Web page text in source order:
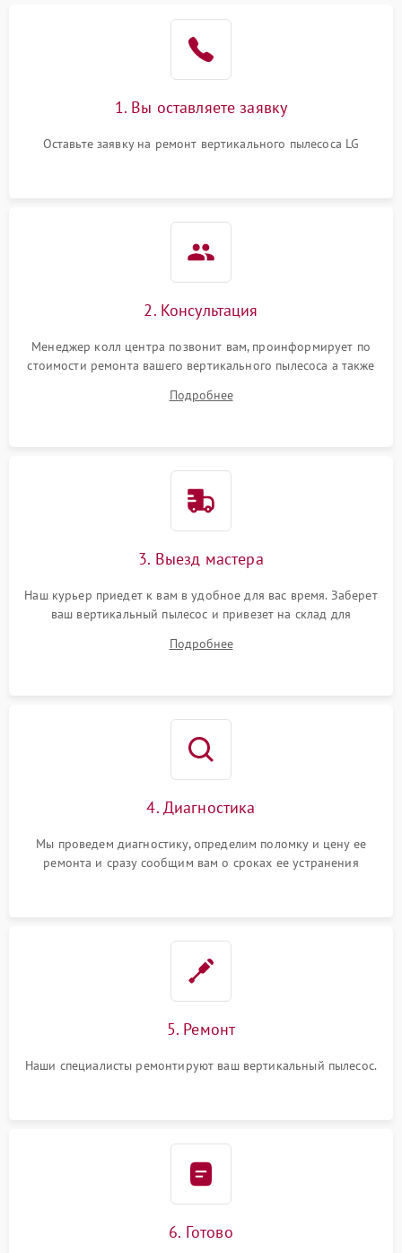
1. Вы оставляете заявку
Оставьте заявку на ремонт вертикального пылесоса LG
2. Консультация
Менеджер колл центра позвонит вам, проинформирует по
стоимости ремонта вашего вертикального пылесоса а также
Подробнее
3. Выезд мастера
Наш курьер приедет к вам в удобное для вас время. Заберет
ваш вертикальный пылесос и привезет на склад для
Подробнее
4. Диагностика
Мы проведем диагностику, определим поломку и цену ее
ремонта и сразу сообщим вам о сроках ее устранения
5. Ремонт
Наши специалисты ремонтируют ваш вертикальный пылесос.
6. Готово